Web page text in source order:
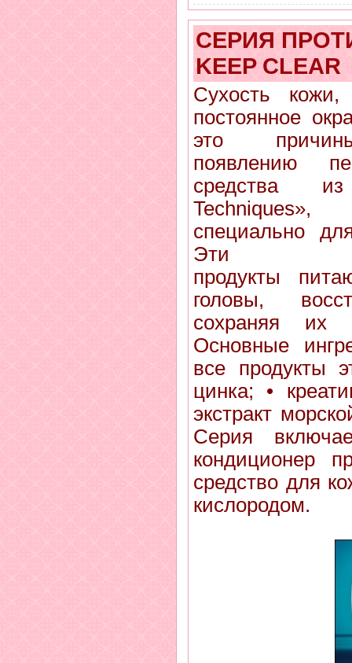
СЕРИЯ
KEEP CLEAR
Сухость кожи,
постоянное
это
появлению
средства
специально
Эти
продукты
головы,
сохраняя их
Основные
все продукты
цинка; •
экстракт
Серия
кондиционер
средство для
кислородом.